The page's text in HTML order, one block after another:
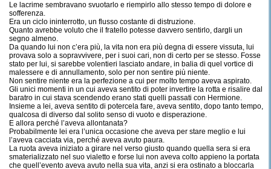
Le lacrime sembravano svuotarlo e riempirlo allo stesso tempo di dolore e
sofferenza.
Era un ciclo ininterrotto, un flusso costante di distruzione.
Quanto avrebbe voluto che il fratello potesse davvero sentirlo, dargli un
segno almeno.
Da quando lui non c’era più, la vita non era più degna di essere vissuta, lui
provava solo a sopravvivere, per i suoi cari, non di certo per se stesso. Fosse
stato per lui, si sarebbe volentieri lasciato andare, in balia di quel vortice di
malessere e di annullamento, solo per non sentire più niente.
Non sentire niente era la perfezione a cui per molto tempo aveva aspirato.
Gli unici momenti in un cui aveva sentito di poter invertire la rotta e risalire dal
baratro in cui stava scendendo erano stati quelli passati con Hermione.
Insieme a lei, aveva sentito di potercela fare, aveva sentito, dopo tanto tempo,
qualcosa di diverso dal solito senso di vuoto e disperazione.
E allora perché l’aveva allontanata?
Probabilmente lei era l’unica occasione che aveva per stare meglio e lui
l’aveva cacciata via, perché aveva avuto paura.
La ruota aveva iniziato a girare nel verso giusto quando quella sera si era
smaterializzato nel suo vialetto e forse lui non aveva colto appieno la portata
che quell’evento aveva avuto nella sua vita, anzi si era ostinato a bloccarla